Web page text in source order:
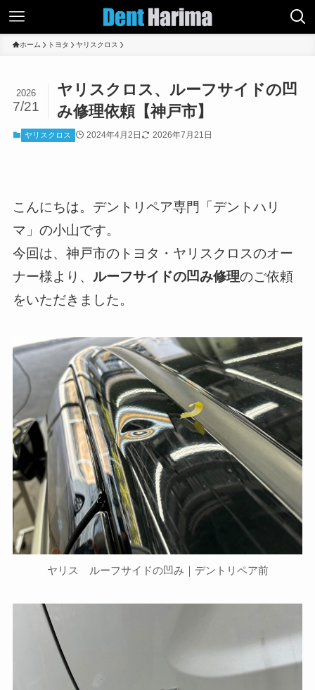
ホーム トヨタ ヤリスクロス
ヤリスクロス、ルーフサイドの凹
み修理依頼【神戸市】
2026
7/21
ヤリスクロス 2024年4月2日 2026年7月21日
こんにちは。デントリペア専門「デントハリ
マ」の小山です。
今回は、神戸市のトヨタ・ヤリスクロスのオー
ナー様より、 ルーフサイドの凹み修理のご依頼
をいただきました。
ヤリス ルーフサイドの凹み｜デントリペア前